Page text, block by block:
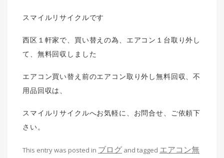
スマイルリサイクルです
西区１軒家で、買い替えの為、エアコン１台取り外し
て、無料回収しました
エアコン買い替え前のエアコン取り外し無料回収、不
用品回収は、
スマイルリサイクルへお気軽に、お問合せ、ご依頼下
さい。
This entry was posted in ブログ and tagged エアコン無